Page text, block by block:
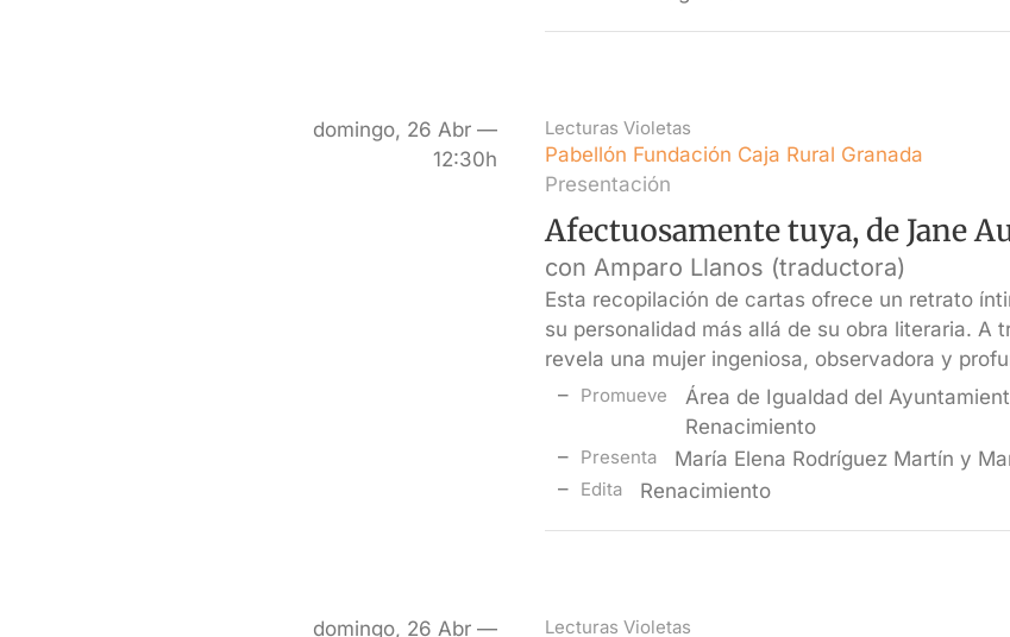
domingo, 26 Abr —
12:30h
Lecturas Violetas
Pabellón Fundación Caja Rural Granada
Presentación
Afectuosamente tuya, de Jane
con Amparo Llanos (traductora)
Esta recopilación de cartas ofrece un retrato
su personalidad más allá de su obra literaria. A
revela una mujer ingeniosa, observadora y
Promueve
Área de Igualdad del
Renacimiento
Presenta María Elena Rodríguez Martín y
Edita Renacimiento
domingo, 26 Abr — Lecturas Violetas